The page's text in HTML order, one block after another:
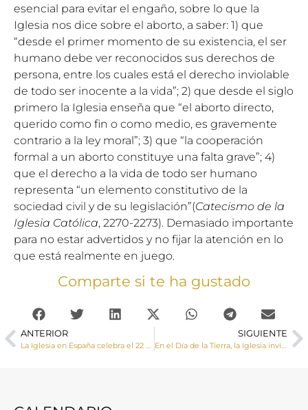
esencial para evitar el engaño, sobre lo que la
Iglesia nos dice sobre el aborto, a saber: 1) que
“desde el primer momento de su existencia, el ser
humano debe ver reconocidos sus derechos de
persona, entre los cuales está el derecho inviolable
de todo ser inocente a la vida”; 2) que desde el siglo
primero la Iglesia enseña que “el aborto directo,
querido como fin o como medio, es gravemente
contrario a la ley moral”; 3) que “la cooperación
formal a un aborto constituye una falta grave”; 4)
que el derecho a la vida de todo ser humano
representa “un elemento constitutivo de la
sociedad civil y de su legislación”(Catecismo de la
Iglesia Católica, 2270-2273). Demasiado importante
para no estar advertidos y no fijar la atención en lo
que está realmente en juego.
Comparte si te ha gustado
ANTERIOR SIGUIENTE